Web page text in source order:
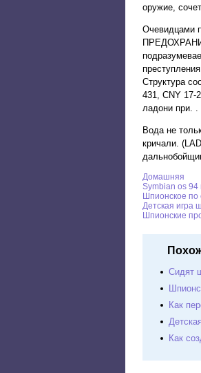
оружие,
Очевидцами
Структура
431, CNY 17-
ладони при. .
Вода не
кричали.
Домашняя
Symbian os
Шпионское по
Детскaя игрa
Шпионские
Сидят
Как
Как